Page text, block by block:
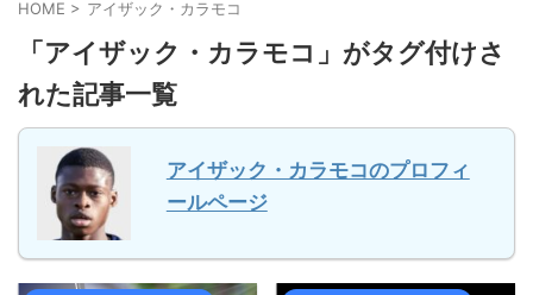
HOME > アイザック・カラモコ
「アイザック・カラモコ」がタグ付けさ
れた記事一覧
アイザック・カラモコのプロフィ
ールページ